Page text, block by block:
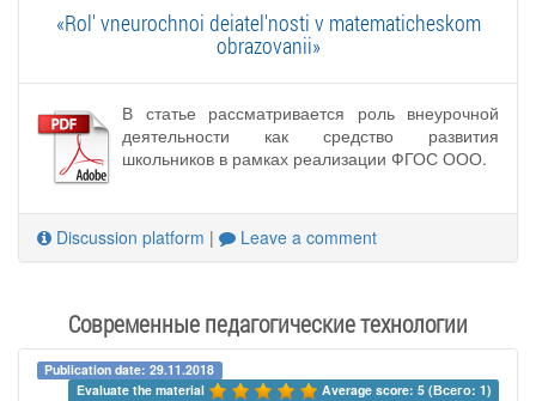
«Rol' vneurochnoi deiatel'nosti v matematicheskom
obrazovanii»
В статье рассматривается роль внеурочной
деятельности как средство развития
школьников в рамках реализации ФГОС ООО.
Discussion platform | Leave a comment
Современные педагогические технологии
Publication date: 29.11.2018
Evaluate the material
Average score: 5 (Всего: 1)